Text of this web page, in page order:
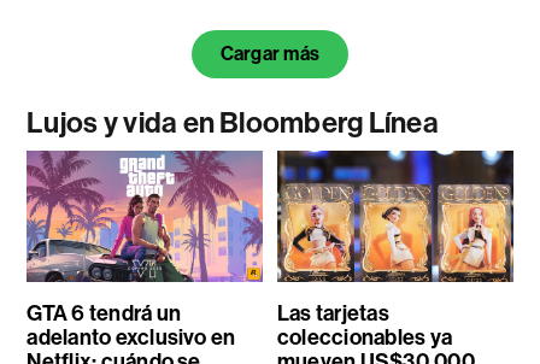
Cargar más
Lujos y vida en Bloomberg Línea
GTA 6 tendrá un
adelanto exclusivo en
Las tarjetas
coleccionables ya